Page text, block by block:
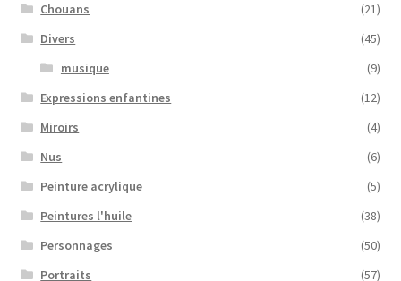
Chouans
(21)
Divers
(45)
musique
(9)
Expressions enfantines
(12)
Miroirs
(4)
Nus
(6)
Peinture acrylique
(5)
Peintures l'huile
(38)
Personnages
(50)
Portraits
(57)